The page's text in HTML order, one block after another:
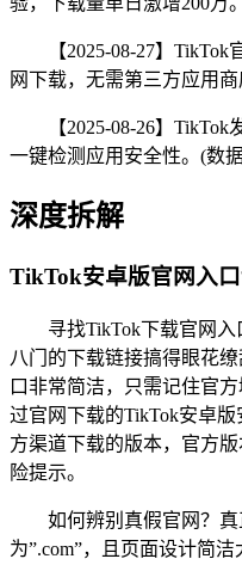
【2025-08-27】
网下载，无需第三方应用
【2025-08-26】
一键检测应用安全性。(数
深度拆解
TikTok安卓版官网入
寻找TikTok下载官网
八门的下载链接搞得眼花
口非常简洁，只需记住官
过官网下载的TikTok安卓
方渠道下载的版本，官方
险提示。
如何辨别真假官网？
为”.com”，且页面设计简